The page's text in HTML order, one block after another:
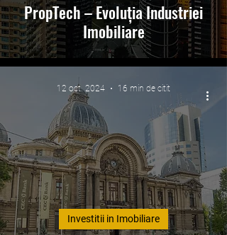
PropTech – Evoluția Industriei
Imobiliare
Investitii in Imobiliare
12 oct. 2024 16 min de citit